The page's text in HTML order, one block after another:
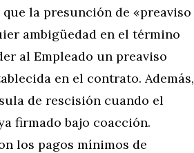
la presunción de «preaviso
ambigüedad en el término
al Empleado un preaviso
en el contrato. Además,
de rescisión cuando el
firmado bajo coacción.
los pagos mínimos de